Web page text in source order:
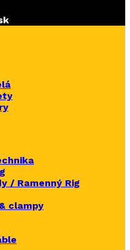
/ Ramenný Rig
clampy